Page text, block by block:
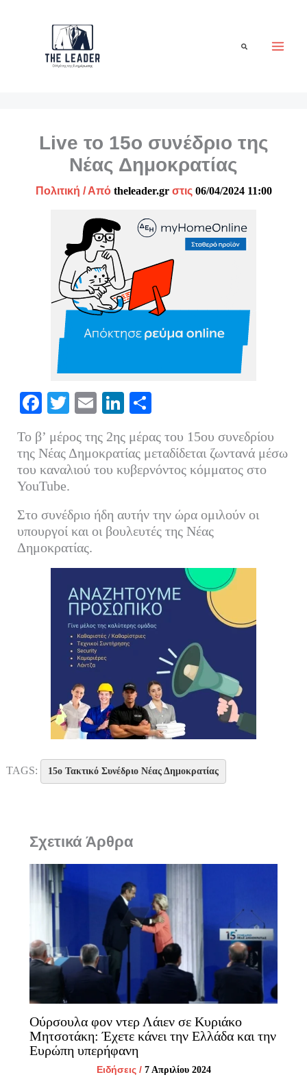
Αναζήτηση
Live το 15ο συνέδριο της
Νέας Δημοκρατίας
Πολιτική / Από theleader.gr στις 06/04/2024 11:00
Fa
bo
ok
T
tte
r
E
ail
Li
ed
In
ρ
α
εί
τε
Το β’ μέρος της 2ης μέρας του 15ου συνεδρίου
της Νέας Δημοκρατίας μεταδίδεται ζωντανά μέσω
του καναλιού του κυβερνόντος κόμματος στο
YouTube.
Στο συνέδριο ήδη αυτήν την ώρα ομιλούν οι
υπουργοί και οι βουλευτές της Νέας
Δημοκρατίας.
TAGS: 15ο Τακτικό Συνέδριο Νέας Δημοκρατίας
Σχετικά Άρθρα
Ούρσουλα φον ντερ Λάιεν σε Κυριάκο
Μητσοτάκη: Έχετε κάνει την Ελλάδα και την
Ευρώπη υπερήφανη
Ειδήσεις/ 7 Απριλίου 2024